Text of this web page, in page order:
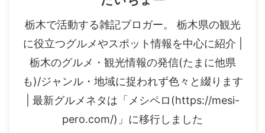
栃木で活動する雑記ブロガー。 栃木県の観光
に役立つグルメやスポット情報を中心に紹介 |
栃木のグルメ・観光情報の発信(たまに他県
も)/ジャンル・地域に捉われず色々と綴ります
| 最新グルメネタは「メシペロ(https://mesi-
pero.com/)」に移行しました